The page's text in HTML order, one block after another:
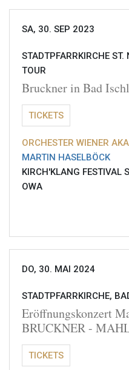
SA, 30. SEP 2023
STADTPFARRKIRCHE
TOUR
Bruckner in Bad Ischl
TICKETS
ORCHESTER WIENER
MARTIN HASELBÖCK
KIRCH'KLANG FESTIVAL
OWA
DO, 30. MAI 2024
STADTPFARRKIRCHE,
Eröffnungskonzert
BRUCKNER -
TICKETS